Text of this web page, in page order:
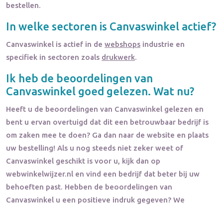
bestellen.
In welke sectoren is Canvaswinkel actief?
Canvaswinkel is actief in de webshops industrie en
specifiek in sectoren zoals drukwerk.
Ik heb de beoordelingen van
Canvaswinkel goed gelezen. Wat nu?
Heeft u de beoordelingen van Canvaswinkel gelezen en
bent u ervan overtuigd dat dit een betrouwbaar bedrijf is
om zaken mee te doen? Ga dan naar de website en plaats
uw bestelling! Als u nog steeds niet zeker weet of
Canvaswinkel geschikt is voor u, kijk dan op
webwinkelwijzer.nl en vind een bedrijf dat beter bij uw
behoeften past. Hebben de beoordelingen van
Canvaswinkel u een positieve indruk gegeven? We